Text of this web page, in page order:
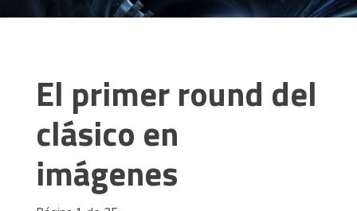
El primer round del
clásico en
imágenes